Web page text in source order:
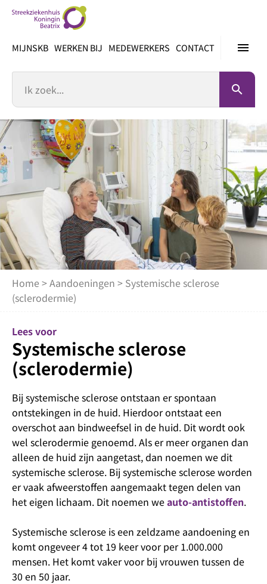
inhoud
menu
MIJNSKB WERKEN BIJ MEDEWERKERS CONTACT
search
Home >Aandoeningen > Systemische sclerose
(sclerodermie)
Lees voor
Systemische sclerose
(sclerodermie)
Bij systemische sclerose ontstaan er spontaan
ontstekingen in de huid. Hierdoor ontstaat een
overschot aan bindweefsel in de huid. Dit wordt ook
wel sclerodermie genoemd. Als er meer organen dan
alleen de huid zijn aangetast, dan noemen we dit
systemische sclerose. Bij systemische sclerose worden
er vaak afweerstoffen aangemaakt tegen delen van
het eigen lichaam. Dit noemen weauto-antistoffen.
Systemische sclerose is een zeldzame aandoening en
komt ongeveer 4 tot 19 keer voor per 1.000.000
mensen. Het komt vaker voor bij vrouwen tussen de
30 en 50 jaar.